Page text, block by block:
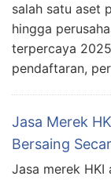
salah satu aset
hingga
terpercaya
pendaftaran,
Jasa Merek
Bersaing
Jasa merek HKI